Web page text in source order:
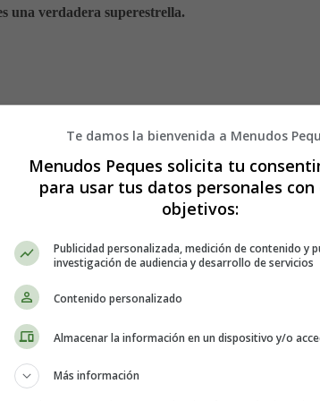
una verdadera superestrella.
para sentirnos enérgicos y mantener la
puede ayudarnos a sentirnos más llenos y, por lo
previniendo la sequedad y favoreciendo su
y el tránsito intestinal, evitando problemas como el
recomendación general es de unos 2 litros diarios, es
la edad. Escucha a tu cuerpo y asegúrate de
Digestión Feliz 🌾
a tu compañera de batalla para una
no la hace menos importante. De hecho, es
Te damos la bienvenida a Menudos
Menudos Peques solicita tu
para usar tus datos personales con
objetivos:
Publicidad personalizada, medición de contenido y
investigación de audiencia y desarrollo de servicios
Contenido personalizado
Almacenar la información en un dispositivo y/o
Más información